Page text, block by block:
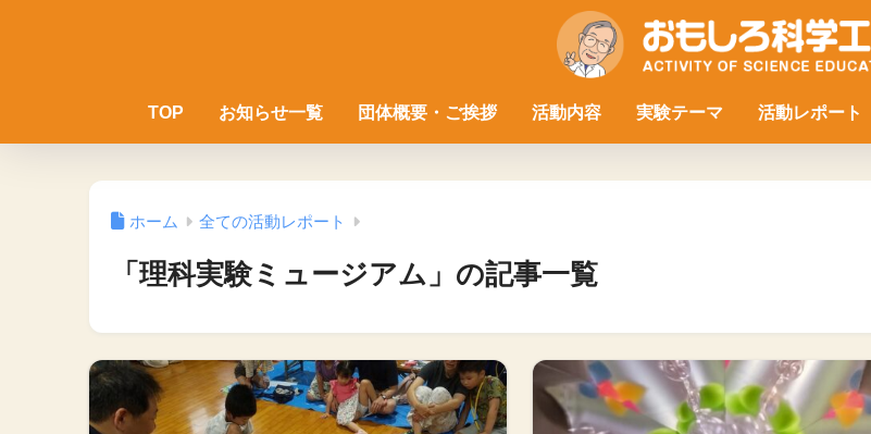
TOP お知らせ一覧 団体概要・ご挨拶 活動内容 実験テーマ 活動レポート
ホーム 全ての活動レポート
「理科実験ミュージアム」の記事一覧